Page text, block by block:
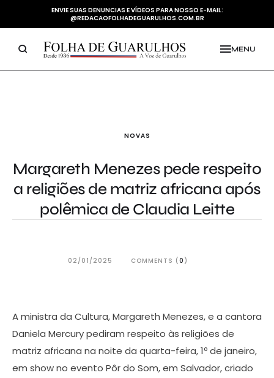
ENVIE SUAS DENUNCIAS E VÍDEOS PARA NOSSO E-MAIL:
@REDACAOFOLHADEGUARULHOS.COM.BR
MENU
NOVAS
Margareth Menezes pede respeito
a religiões de matriz africana após
polêmica de Claudia Leitte
02/01/2025 COMMENTS (0 )
A ministra da Cultura, Margareth Menezes, e a cantora
Daniela Mercury pediram respeito às religiões de
matriz africana na noite da quarta-feira, 1º de janeiro,
em show no evento Pôr do Som, em Salvador, criado